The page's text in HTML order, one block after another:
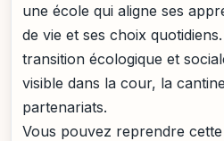
une école qui aligne ses
de vie et ses choix
transition écologique et
visible dans la cour, la
partenariats.
Vous pouvez reprendre